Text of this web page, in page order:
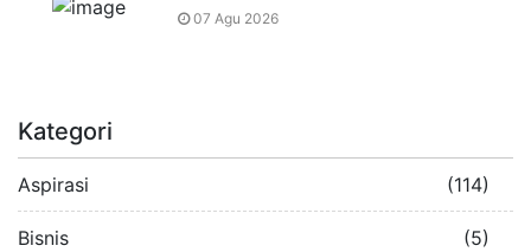
07 Agu 2026
Kategori
Aspirasi (114)
Bisnis (5)